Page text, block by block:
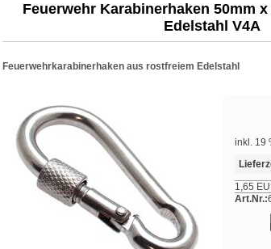
Feuerwehr Karabinerhaken 50mm
Edelstahl V4A
Feuerwehrkarabinerhaken aus rostfreiem Edelstahl
inkl. 19
1,65
Art.Nr.: